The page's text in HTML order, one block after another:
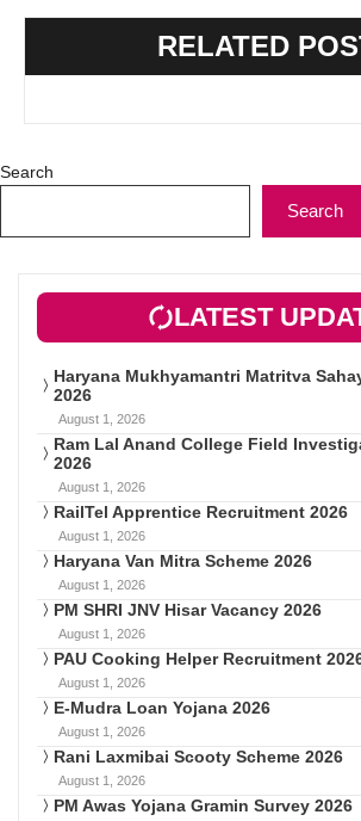
RELATED
Search
Search
LATEST
Haryana Mukhyamantri Matritva
2026
August 1, 2026
Ram Lal Anand College Field
2026
August 1, 2026
RailTel Apprentice Recruitment 2026
August 1, 2026
Haryana Van Mitra Scheme 2026
August 1, 2026
PM SHRI JNV Hisar Vacancy 2026
August 1, 2026
PAU Cooking Helper Recruitment
August 1, 2026
E-Mudra Loan Yojana 2026
August 1, 2026
Rani Laxmibai Scooty Scheme 2026
August 1, 2026
PM Awas Yojana Gramin Survey 2026